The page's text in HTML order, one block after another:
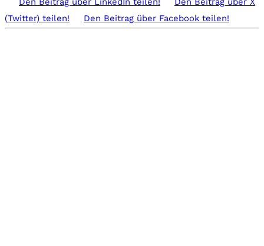
(Twitter) teilen! Den Beitrag über Facebook teilen!